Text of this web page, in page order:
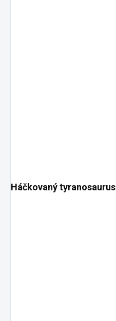
Háčkovaný tyranosaurus